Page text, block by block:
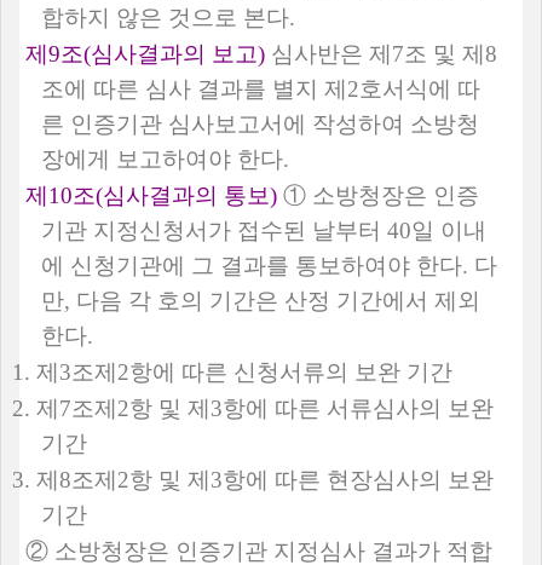
합하지 않은 것으로 본다.
제9조(심사결과의 보고) 심사반은 제 7조 및 제8
조에 따른 심사 결과를 별지 제 2호서식에 따
른 인증기관 심사보고서에 작성하여 소방청
장에게 보고하여야 한다.
제 10조(심사결과의 통보) ① 소방청장은 인증
기관 지정신청서가 접수된 날부터 40일 이내
에 신청기관에 그 결과를 통보하여야 한다. 다
만, 다음 각 호의 기간은 산정 기간에서 제외
한다.
1. 제 3조제 2항에 따른 신청서류의 보완 기간
2. 제 7조제 2항 및 제 3항에 따른 서류심사의 보완
기간
3. 제 8조제 2항 및 제 3항에 따른 현장심사의 보완
기간
② 소방청장은 인증기관 지정심사 결과가 적합